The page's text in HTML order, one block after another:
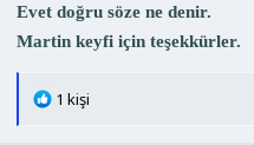
Evet doğru söze ne denir.
Martin keyfi için teşekkürler.
T1 kişi